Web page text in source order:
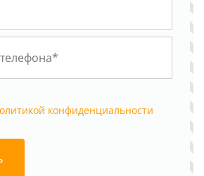
конфиденциальности